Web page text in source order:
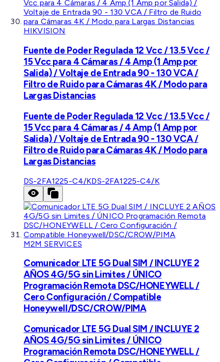
HIKVISION
Fuente de Poder Regulada 12 Vcc / 13.5 Vcc /
15 Vcc para 4 Cámaras / 4 Amp (1 Amp por
Salida) / Voltaje de Entrada 90 - 130 VCA /
Filtro de Ruido para Cámaras 4K / Modo para
Largas Distancias
Fuente de Poder Regulada 12 Vcc / 13.5 Vcc /
15 Vcc para 4 Cámaras / 4 Amp (1 Amp por
Salida) / Voltaje de Entrada 90 - 130 VCA /
Filtro de Ruido para Cámaras 4K / Modo para
Largas Distancias
DS-2FA1225-C4/KDS-2FA1225-C4/K
M2M SERVICES
Comunicador LTE 5G Dual SIM / INCLUYE 2
AÑOS 4G/5G sin Limites / ÚNICO
Programación Remota DSC/HONEYWELL /
Cero Configuración / Compatible
Honeywell/DSC/CROW/PIMA
Comunicador LTE 5G Dual SIM / INCLUYE 2
AÑOS 4G/5G sin Limites / ÚNICO
Programación Remota DSC/HONEYWELL /